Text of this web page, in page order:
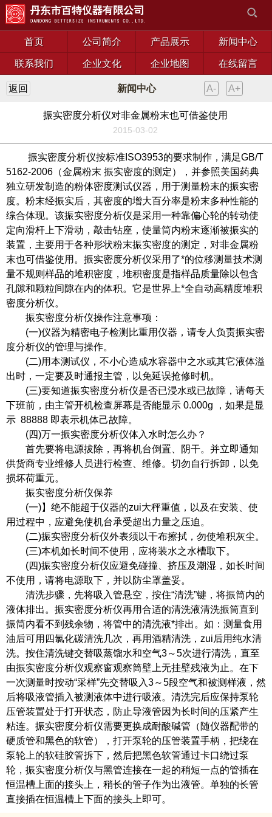
首页 公司简介 产品展示 新闻中心
联系我们 企业文化 企业地图 在线留言
返回 新闻中心 A- A+
振实密度分析仪对非金属粉末也可借鉴使用
2015-03-02
振实密度分析仪按标准ISO3953的要求制作，满足GB/T
5162-2006（金属粉末 振实密度的测定），并参照美国药典
独立研发制造的粉体密度测试仪器，用于测量粉末的振实密
度。粉末经振实后，其密度的增大百分率是粉末多种性能的
综合体现。该振实密度分析仪是采用一种靠偏心轮的转动使
定向滑杆上下滑动，敲击钻座，使量筒内粉末逐渐被振实的
装置，主要用于各种形状粉末振实密度的测定，对非金属粉
末也可借鉴使用。振实密度分析仪采用了*的位移测量技术测
量不规则样品的堆积密度，堆积密度是指样品质量除以包含
孔隙和颗粒间隙在内的体积。它是世界上*全自动高精度堆积
密度分析仪。
振实密度分析仪操作注意事项：
(一)仪器为精密电子检测比重用仪器，请专人负责振实密
度分析仪的管理与操作。
(二)用本测试仪，不小心造成水容器中之水或其它液体溢
出时，一定要及时通报主管，以免延误抢修时机。
(三)要知道振实密度分析仪是否已浸水或已故障，请每天
下班前，由主管开机检查屏幕是否能显示 0.000g ，如果是显
示 88888 即表示机体己故障。
(四)万一振实密度分析仪体入水时怎么办？
首先要将电源拔除，再将机台倒置、阴干。并立即通知
供货商专业维修人员进行检查、维修。切勿自行拆卸，以免
损坏荷重元。
振实密度分析仪保养
(一)】绝不能超于仪器的zui大秤重值，以及在安装、使
用过程中，应避免使机台承受超出力量之压迫。
(二)振实密度分析仪外表须以干布擦拭，勿使堆积灰尘。
(三)本机如长时间不使用，应将装水之水槽取下。
(四)振实密度分析仪应避免碰撞、挤压及潮湿，如长时间
不使用，请将电源取下，并以防尘罩盖妥。
清洗步骤，先将吸入管悬空，按住“清洗”键，将振筒内的
液体排出。振实密度分析仪再用合适的清洗液清洗振筒直到
振筒内看不到残余物，将管中的清洗液*排出。如：测量食用
油后可用四氯化碳清洗几次，再用酒精清洗，zui后用纯水清
洗。按住清洗键交替吸蒸馏水和空气3～5次进行清洗，直至
由振实密度分析仪观察窗观察筒壁上无挂壁残液为止。在下
一次测量时按动“采样”先交替吸入3～5段空气和被测样液，然
后将吸液管插入被测液体中进行吸液。清洗完后应保持泵轮
压管装置处于打开状态，防止导液管因为长时间的压紧产生
粘连。振实密度分析仪需要更换成耐酸碱管（随仪器配带的
硬质管和黑色的软管），打开泵轮的压管装置手柄，把绕在
泵轮上的软硅胶管拆下，然后把黑色软管通过卡口绕过泵
轮， 振实密度分析仪与黑管连接在一起的稍短一点的管插在
恒温槽上面的接头上，稍长的管子作为出液管。单独的长管
直接插在恒温槽上下面的接头上即可。